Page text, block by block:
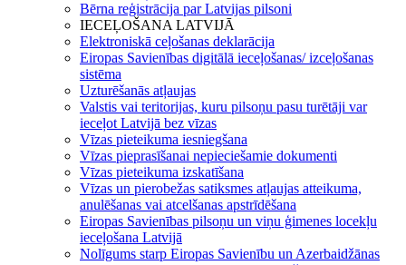
Bērna reģistrācija par Latvijas pilsoni
IECEĻOŠANA LATVIJĀ
Elektroniskā ceļošanas deklarācija
Eiropas Savienības digitālā ieceļošanas/ izceļošanas
sistēma
Uzturēšanās atļaujas
Valstis vai teritorijas, kuru pilsoņu pasu turētāji var
ieceļot Latvijā bez vīzas
Vīzas pieteikuma iesniegšana
Vīzas pieprasīšanai nepieciešamie dokumenti
Vīzas pieteikuma izskatīšana
Vīzas un pierobežas satiksmes atļaujas atteikuma,
anulēšanas vai atcelšanas apstrīdēšana
Eiropas Savienības pilsoņu un viņu ģimenes locekļu
ieceļošana Latvijā
Nolīgums starp Eiropas Savienību un Azerbaidžānas